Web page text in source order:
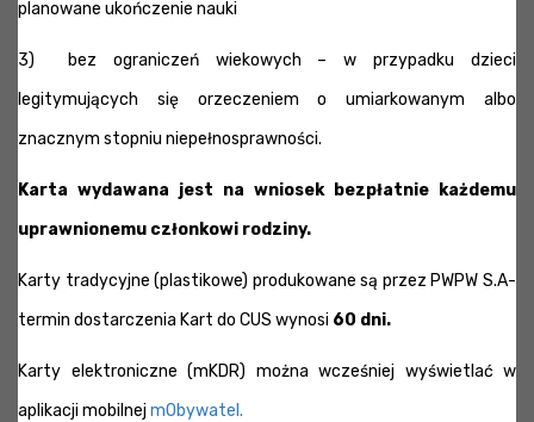
planowane ukończenie nauki
3) bez ograniczeń wiekowych – w przypadku dzieci
legitymujących się orzeczeniem o umiarkowanym albo
znacznym stopniu niepełnosprawności.
Karta wydawana jest na wniosek bezpłatnie każdemu
uprawnionemu członkowi rodziny.
Karty tradycyjne (plastikowe) produkowane są przez PWPW S.A-
termin dostarczenia Kart do CUS wynosi 60 dni.
Karty elektroniczne (mKDR) można wcześniej wyświetlać w
aplikacji mobilnej mObywatel.